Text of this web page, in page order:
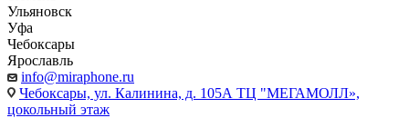
Ульяновск
Уфа
Чебоксары
Ярославль
info@miraphone.ru
Чебоксары, ул. Калинина, д. 105А ТЦ "МЕГАМОЛЛ»,
цокольный этаж